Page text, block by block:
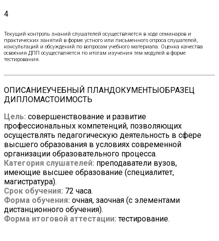
4
Текущий контроль знаний слушателей осуществляется в ходе семинаров и
практических занятий в форме устного или письменного опроса слушателей,
консультаций и обсуждений по вопросам учебного материала. Оценка качества
освоения ДПП осуществляется по итогам изучения тем модулей в форме
тестирования.
ОПИСАНИЕУЧЕБНЫЙ ПЛАНДОКУМЕНТЫОБРАЗЕЦ
ДИПЛОМАСТОИМОСТЬ
Цель: совершенствование и развитие
профессиональных компетенций, позволяющих
осуществлять педагогическую деятельность в сфере
высшего образования в условиях современной
организации образовательного процесса.
Категория слушателей: преподаватели вузов,
имеющие высшее образование (специалитет,
магистратура).
Срок обучения: 72 часа.
Форма обучения: очная, заочная (с элементами
дистанционного обучения).
Форма итоговой аттестации: тестирование.